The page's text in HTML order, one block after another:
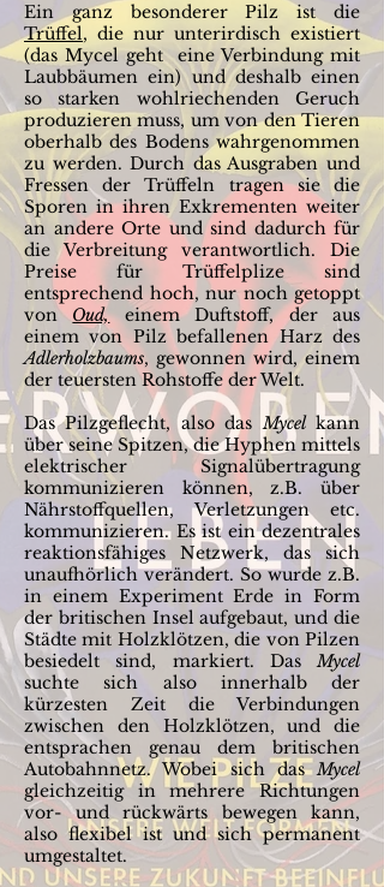
Ein ganz besonderer Pilz ist die
Trüffel, die nur unterirdisch existiert
(das Mycel geht eine Verbindung mit
Laubbäumen ein) und deshalb einen
so starken wohlriechenden Geruch
produzieren muss, um von den Tieren
oberhalb des Bodens wahrgenommen
zu werden. Durch das Ausgraben und
Fressen der Trüffeln tragen sie die
Sporen in ihren Exkrementen weiter
an andere Orte und sind dadurch für
die Verbreitung verantwortlich. Die
Preise für Trüffelplize sind
entsprechend hoch, nur noch getoppt
vonOud,
einem Duftstoff, der aus
einem von Pilz befallenen Harz des
Adlerholzbaums, gewonnen wird, einem
der teuersten Rohstoffe der Welt.
Das Pilzgeflecht, also dasMycelkann
über seine Spitzen, die Hyphen mittels
elektrischer Signalübertragung
kommunizieren können, z.B. über
Nährstoffquellen, Verletzungen etc.
kommunizieren. Es ist ein dezentrales
reaktionsfähiges Netzwerk, das sich
unaufhörlich verändert. So wurde z.B.
in einem Experiment Erde in Form
der britischen Insel aufgebaut, und die
Städte mit Holzklötzen, die von Pilzen
besiedelt sind, markiert. DasMycel
suchte sich also innerhalb der
kürzesten Zeit die Verbindungen
zwischen den Holzklötzen, und die
entsprachen genau dem britischen
Autobahnnetz. Wobei sich dasMycel
gleichzeitig in mehrere Richtungen
vor- und rückwärts bewegen kann,
also flexibel ist und sich permanent
umgestaltet.